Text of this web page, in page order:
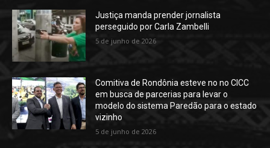
Justiça manda prender jornalista
perseguido por Carla Zambelli
5 de junho de 2026
Comitiva de Rondônia esteve no no CICC
em busca de parcerias para levar o
modelo do sistema Paredão para o estado
vizinho
5 de junho de 2026